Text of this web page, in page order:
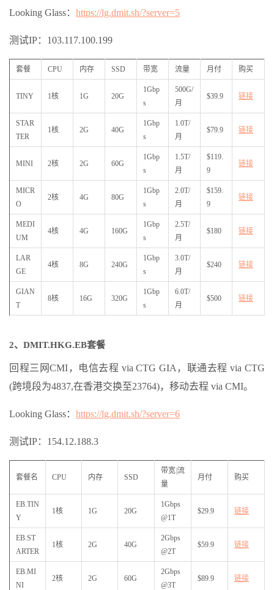
Looking Glass： https://lg.dmit.sh/?server=5
测试IP：103.117.100.199
套餐 CPU 内存 SSD 带宽 流量 月付 购买
TINY 1核 1G 20G
1Gbp
s
500G/
月
$39.9 链接
STAR
TER
1核 2G 40G
1Gbp
s
1.0T/
月
$79.9 链接
MINI 2核 2G 60G
1Gbp
s
1.5T/
月
$119.
9
链接
MICR
O
2核 4G 80G
1Gbp
s
2.0T/
月
$159.
9
链接
MEDI
UM
4核 4G 160G
1Gbp
s
2.5T/
月
$180 链接
LAR
GE
4核 8G 240G
1Gbp
s
3.0T/
月
$240 链接
GIAN
T
8核 16G 320G
1Gbp
s
6.0T/
月
$500 链接
2、DMIT.HKG.EB套餐
回程三网CMI，电信去程 via CTG GIA，联通去程 via CTG
(跨境段为4837,在香港交换至23764)，移动去程 via CMI。
Looking Glass： https://lg.dmit.sh/?server=6
测试IP：154.12.188.3
套餐名 CPU 内存 SSD
带宽|流
量
月付 购买
EB.TIN
Y
1核 1G 20G
1Gbps
@1T
$29.9 链接
EB.ST
ARTER
1核 2G 40G
2Gbps
@2T
$59.9 链接
EB.MI
NI
2核 2G 60G
2Gbps
@3T
$89.9 链接